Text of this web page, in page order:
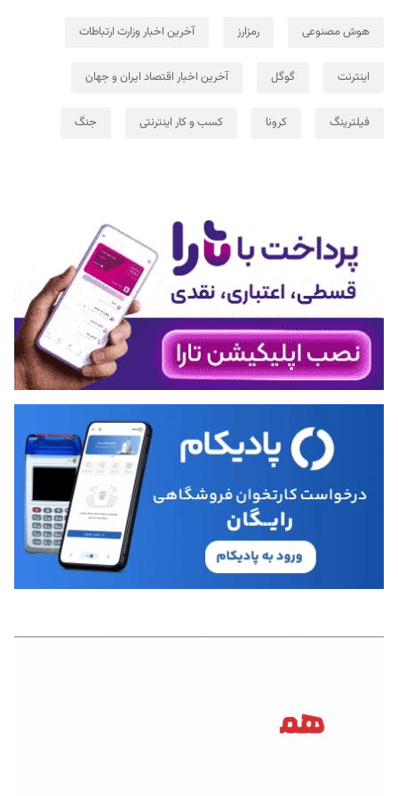
هوش مصنوعی رمزارز آخرین اخبار وزارت ارتباطات
اینترنت گوگل آخرین اخبار اقتصاد ایران و جهان
فیلترینگ کرونا کسب و کار اینترنتی جنگ